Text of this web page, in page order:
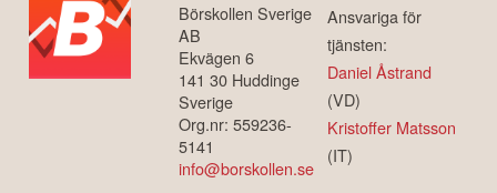
Börskollen Sverige
AB
Ekvägen 6
141 30 Huddinge
Sverige
Org.nr: 559236-
5141
info@borskollen.se
Ansvariga för
tjänsten:
Daniel Åstrand
(VD)
Kristoffer Matsson
(IT)